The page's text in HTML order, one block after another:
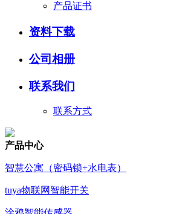
产品证书
资料下载
公司相册
联系我们
联系方式
产品中心
智慧公寓（密码锁+水电表）
tuya物联网智能开关